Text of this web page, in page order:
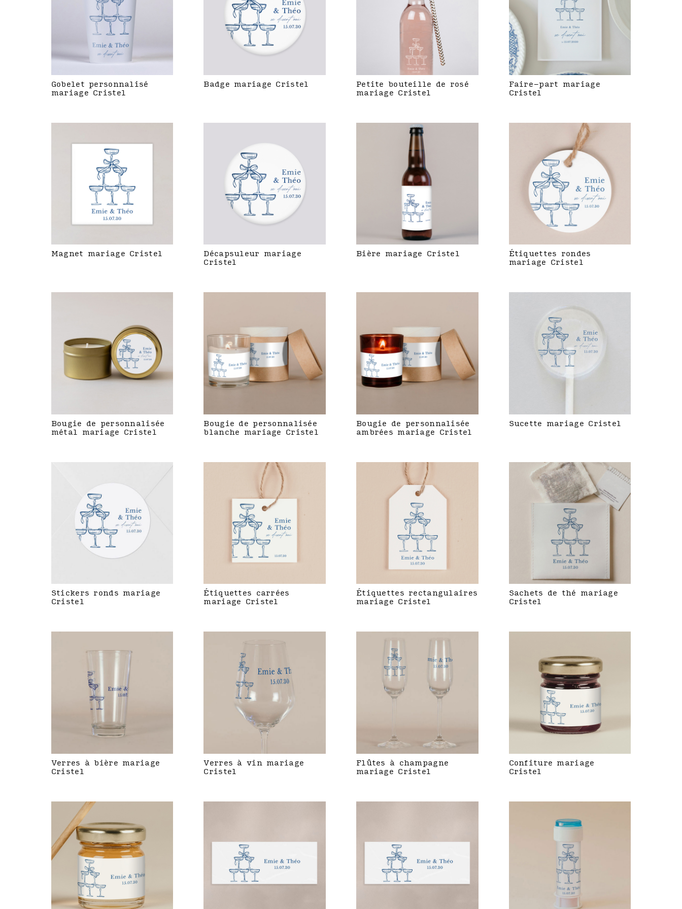
Gobelet personnalisé
mariage Cristel
Badge mariage Cristel
Petite bouteille de rosé
mariage Cristel
Faire-part mariage
Cristel
Magnet mariage Cristel
Décapsuleur mariage
Cristel
Bière mariage Cristel
Étiquettes rondes
mariage Cristel
Bougie de personnalisée
métal mariage Cristel
Bougie de personnalisée
blanche mariage Cristel
Bougie de personnalisée
ambrées mariage Cristel
Sucette mariage Cristel
Stickers ronds mariage
Cristel
Étiquettes carrées
mariage Cristel
Étiquettes rectangulaires
mariage Cristel
Sachets de thé mariage
Cristel
Verres à bière mariage
Cristel
Verres à vin mariage
Cristel
Flûtes à champagne
mariage Cristel
Confiture mariage
Cristel